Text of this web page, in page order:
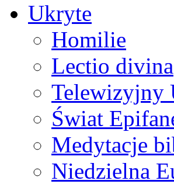
Ukryte
Homilie
Lectio divina
Telewizyjny
Świat
Medytacje
Niedzielna